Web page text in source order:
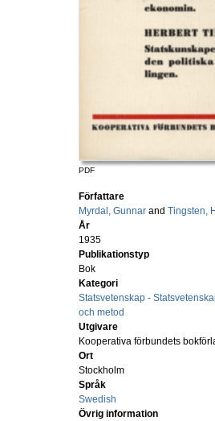
PDF
Författare
Myrdal, Gunnar and Tingsten,
År
1935
Publikationstyp
Bok
Kategori
Statsvetenskap -
och metod
Utgivare
Kooperativa förbundets
Ort
Stockholm
Språk
Swedish
Övrig information